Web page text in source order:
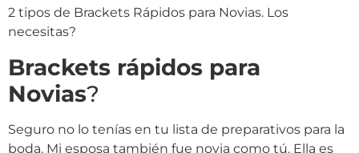
2 tipos de Brackets Rápidos para Novias. Los
necesitas?
Brackets rápidos para
Novias?
Seguro no lo tenías en tu lista de preparativos para la
boda. Mi esposa también fue novia como tú. Ella es